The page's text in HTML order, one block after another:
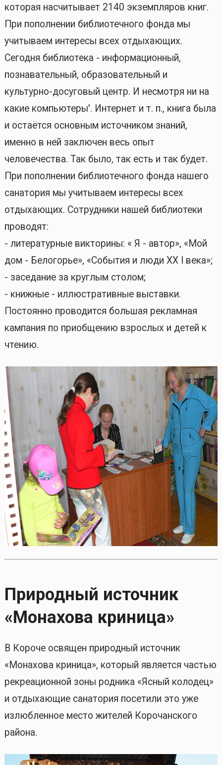
которая насчитывает 2140 экземпляров книг.
При пополнении библиотечного фонда мы
учитываем интересы всех отдыхающих.
Сегодня библиотека - информационный,
познавательный, образовательный и
культурно-досуговый центр. И несмотря ни на
какие компьютеры'. Интернет и т. п., книга была
и остаётся основным источником знаний,
именно в ней заключен весь опыт
человечества. Так было, так есть и так будет.
При пополнении библиотечного фонда нашего
санатория мы учитываем интересы всех
отдыхающих. Сотрудники нашей библиотеки
проводят:
- литературные викторины: « Я - автор», «Мой
дом - Белогорье», «События и люди XX I века»;
- заседание за круглым столом;
- книжные - иллюстративные выставки.
Постоянно проводится большая рекламная
кампания по приобщению взрослых и детей к
чтению.
Природный источник
«Монахова криница»
В Короче освящен природный источник
«Монахова криница», который является частью
рекреационной зоны родника «Ясный колодец»
и отдыхающие санатория посетили это уже
излюбленное место жителей Корочанского
района.